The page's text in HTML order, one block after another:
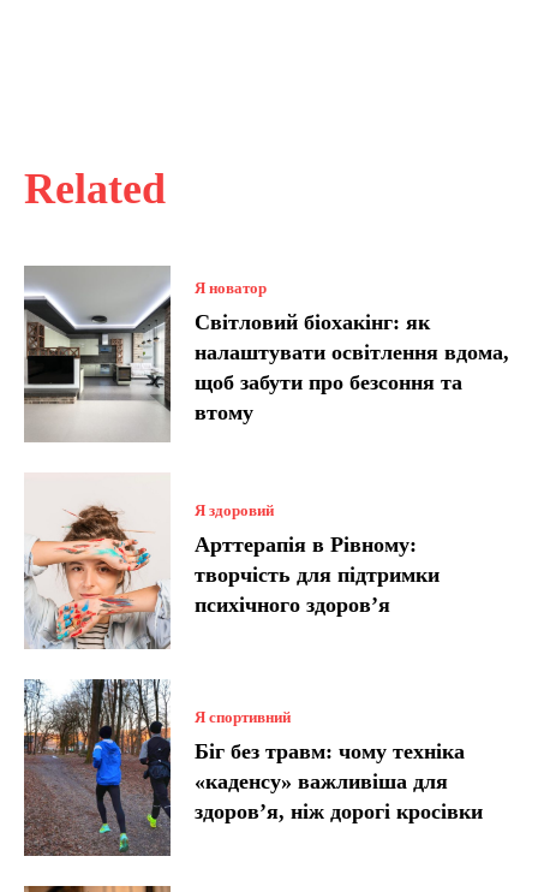
Related
Я новатор
Світловий біохакінг: як
налаштувати освітлення вдома,
щоб забути про безсоння та
втому
Я здоровий
Арттерапія в Рівному:
творчість для підтримки
психічного здоров’я
Я спортивний
Біг без травм: чому техніка
«каденсу» важливіша для
здоров’я, ніж дорогі кросівки